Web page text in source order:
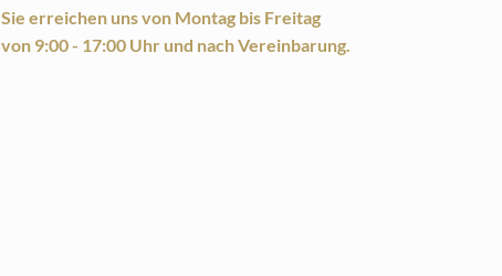
Sie erreichen uns von Montag bis Freitag
von 9:00 - 17:00 Uhr und nach Vereinbarung.